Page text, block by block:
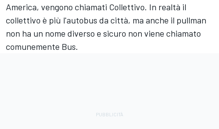
America, vengono chiamati Collettivo. In realtà il
collettivo è più l'autobus da città, ma anche il pullman
non ha un nome diverso e sicuro non viene chiamato
comunemente Bus.